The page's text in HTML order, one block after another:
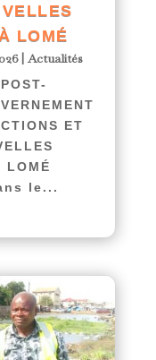
LOMÉ
|Actualités
ET
LOMÉ
le...